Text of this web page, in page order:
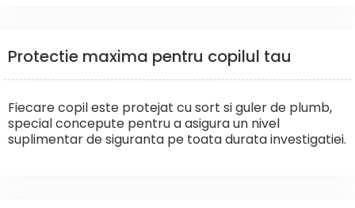
Protectie maxima pentru copilul tau
Fiecare copil este protejat cu sort si guler de plumb,
special concepute pentru a asigura un nivel
suplimentar de siguranta pe toata durata investigatiei.